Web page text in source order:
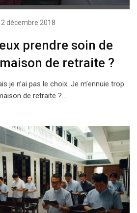
décembre 2018
prendre soin de
de retraite ?
je n’ai pas le choix. Je m’ennuie trop
de retraite ?…